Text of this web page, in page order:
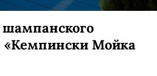
«Кемпински Мойка